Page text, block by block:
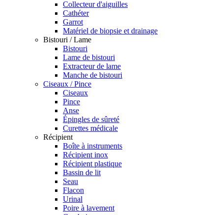
Collecteur d'aiguilles
Cathéter
Garrot
Matériel de biopsie et drainage
Bistouri / Lame
Bistouri
Lame de bistouri
Extracteur de lame
Manche de bistouri
Ciseaux / Pince
Ciseaux
Pince
Anse
Épingles de sûreté
Curettes médicale
Récipient
Boîte à instruments
Récipient inox
Récipient plastique
Bassin de lit
Seau
Flacon
Urinal
Poire à lavement